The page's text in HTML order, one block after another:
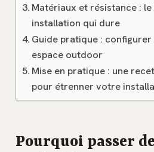
Matériaux et résistance : le
installation qui dure
Guide pratique :
espace outdoor
Mise en pratique : une
pour étrenner votre
Pourquoi passer